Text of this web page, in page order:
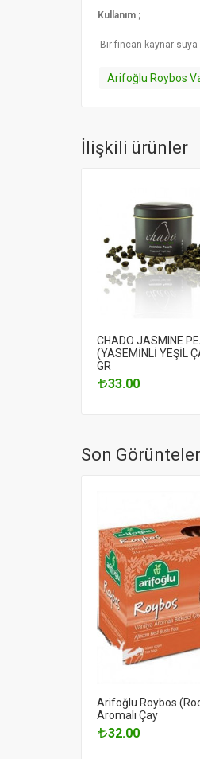
Kullanım ;
Bir fincan kaynar
Arifoğlu Roybos
İlişkili ürünler
CHADO JASMINE
(YASEMİNLİ YEŞİL
GR
33.00
Son
Arifoğlu Roybos
Aromalı Çay
32.00